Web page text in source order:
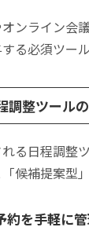
を利用するメ
整に関する業務の
ても、手間が増え
もタスクや予定の
に使いこなすため
象を与えないよ
ンライン会
る必須ツール
調整ツール
る日程調整
候補提案型
約を手軽に